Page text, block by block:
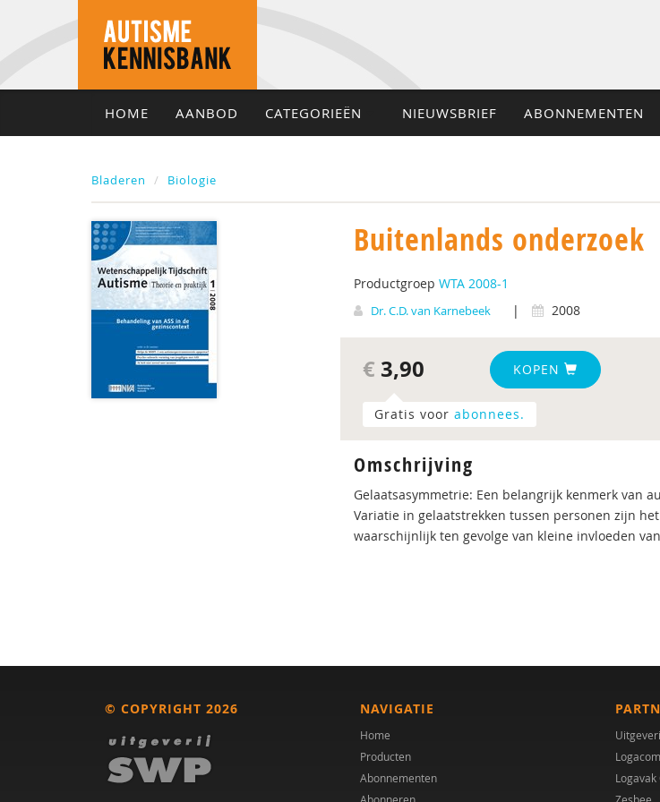
HOME AANBOD CATEGORIEËN NIEUWSBRIEF ABONNEMENTEN
Bladeren Biologie
Buitenlands onderzoek
Productgroep WTA 2008-1
Dr. C.D. van Karnebeek | 2008
€ 3,90 KOPEN
Gratis voor abonnees.
Omschrijving
Gelaatsasymmetrie: Een belangrijk kenmerk van
Variatie in gelaatstrekken tussen personen zijn
waarschijnlijk ten gevolge van kleine invloeden
© COPYRIGHT 2026 NAVIGATIE
Home
Producten
Abonnementen